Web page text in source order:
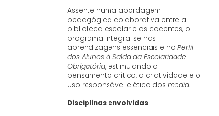
Assente numa abordagem
pedagógica colaborativa entre a
biblioteca escolar e os docentes, o
programa integra-se nas
aprendizagens essenciais e noPerfil
dos Alunos à Saída da Escolaridade
Obrigatória, estimulando o
pensamento crítico, a criatividade e o
uso responsável e ético dosmedia.
Disciplinas envolvidas